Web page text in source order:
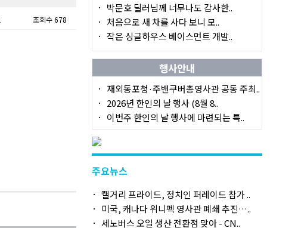
조회수 678
박문호 딜러님께 너무나도 감사한..
처음으로 새 차를 사다 보니 모..
작은 싱글하우스 베이스먼트 개발..
행사안내
재외동포청·주밴쿠버총영사관 공동 주최..
2026년 한인의 날 행사 (8월 8..
이번주 한인의 날 행사에 마련되는 특..
주요뉴스
캘거리 프라이드, 정치인 퍼레이드 참가 ..
미국, 캐나다 위니펙 영사관 폐쇄 추진…..
세노버스 오일 생산 전환점 맞아 - CN..